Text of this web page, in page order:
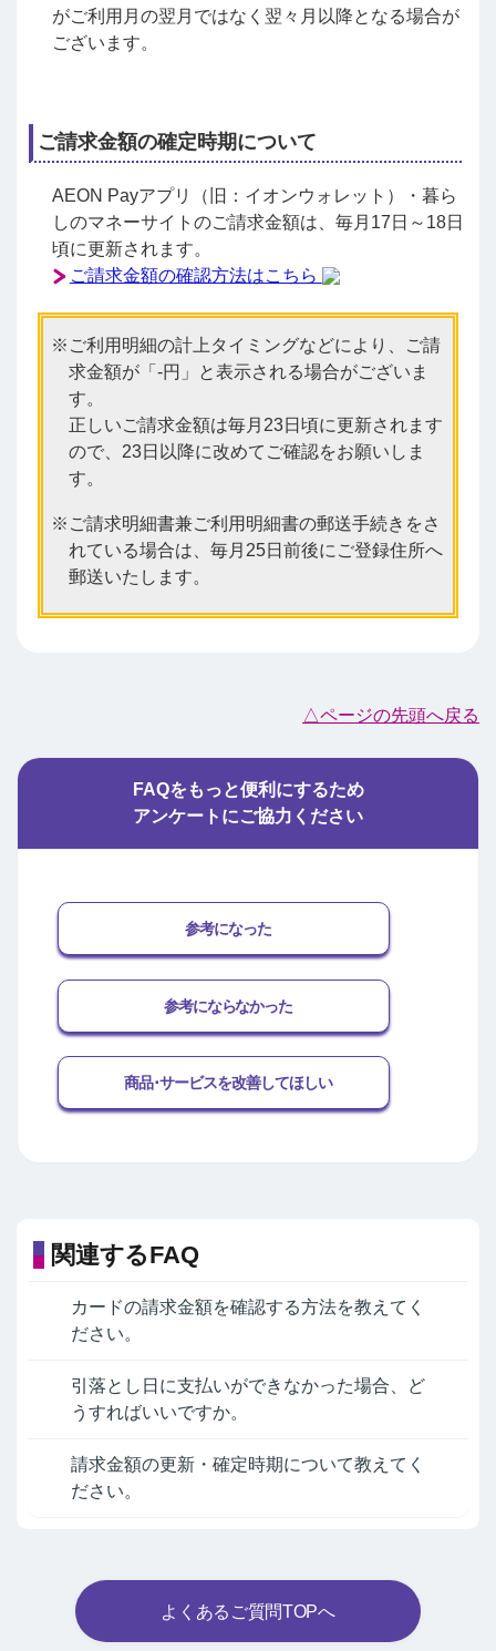
がご利用月の翌月ではなく翌々月以降となる場合が
ございます。
ご請求金額の確定時期について
AEON Payアプリ（旧：イオンウォレット）・暮ら
しのマネーサイトのご請求金額は、毎月17日～18日
頃に更新されます。
ご請求金額の確認方法はこちら
ご利用明細の計上タイミングなどにより、ご請
求金額が「-円」と表示される場合がございま
す。
正しいご請求金額は毎月23日頃に更新されます
ので、23日以降に改めてご確認をお願いしま
す。
ご請求明細書兼ご利用明細書の郵送手続きをさ
れている場合は、毎月25日前後にご登録住所へ
郵送いたします。
△ページの先頭へ戻る
FAQをもっと便利にするため
アンケートにご協力ください
参考になった
参考にならなかった
商品･サービスを改善してほしい
関連するFAQ
カードの請求金額を確認する方法を教えてく
ださい。
引落とし日に支払いができなかった場合、ど
うすればいいですか。
請求金額の更新・確定時期について教えてく
ださい。
よくあるご質問TOPへ